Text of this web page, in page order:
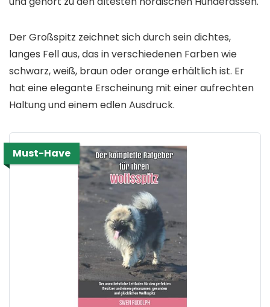
Der Großspitz zeichnet sich durch sein dichtes,
langes Fell aus, das in verschiedenen Farben wie
schwarz, weiß, braun oder orange erhältlich ist. Er
hat eine elegante Erscheinung mit einer aufrechten
Haltung und einem edlen Ausdruck.
Must-Have